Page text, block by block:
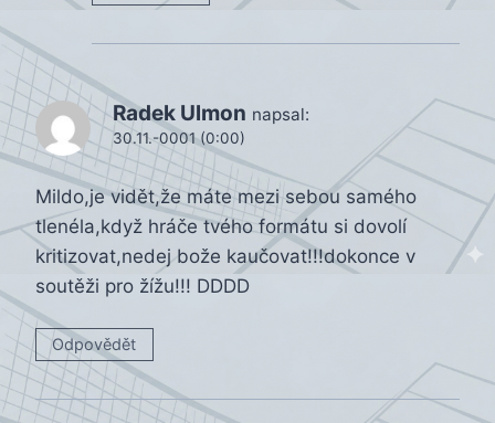
Radek Ulmon napsal:
30.11.-0001 (0:00)
Mildo,je vidět,že máte mezi sebou samého
tlenéla,když hráče tvého formátu si dovolí
kritizovat,nedej bože kaučovat!!!dokonce v
soutěži pro žížu!!! DDDD
Odpovědět